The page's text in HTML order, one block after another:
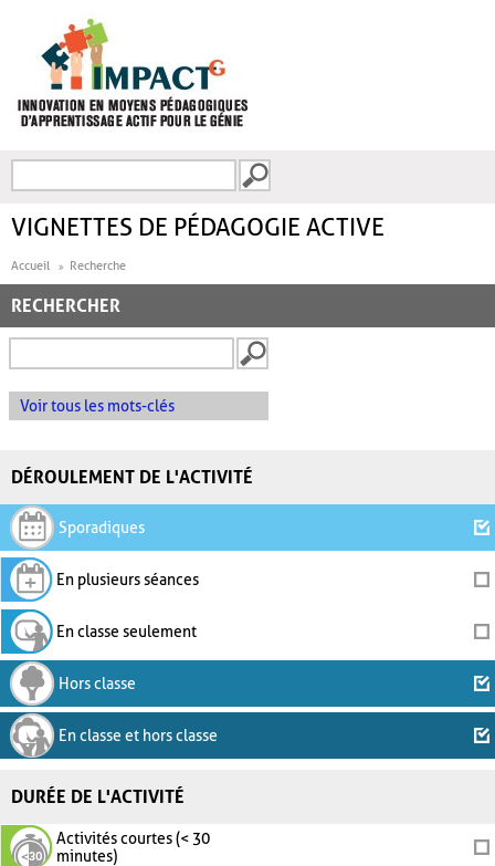
FORMULAIRE DE
VIGNETTES DE PÉDAGOGIE ACTIVE
Accueil Recherche
RECHERCHER
Voir tous les mots-clés
DÉROULEMENT DE L'ACTIVITÉ
Sporadiques
En plusieurs séances
En classe seulement
Hors classe
En classe et hors classe
DURÉE DE L'ACTIVITÉ
Activités courtes (< 30
minutes)